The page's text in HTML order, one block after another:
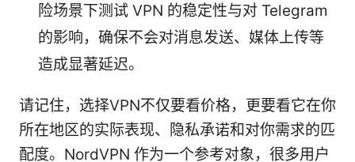
险场景下测试 VPN 的稳定性与对 Telegram
的影响，确保不会对消息发送、媒体上传等
造成显著延迟。
请记住，选择VPN不仅要看价格，更要看它在你
所在地区的实际表现、隐私承诺和对你需求的匹
配度。NordVPN 作为一个参考对象，很多用户